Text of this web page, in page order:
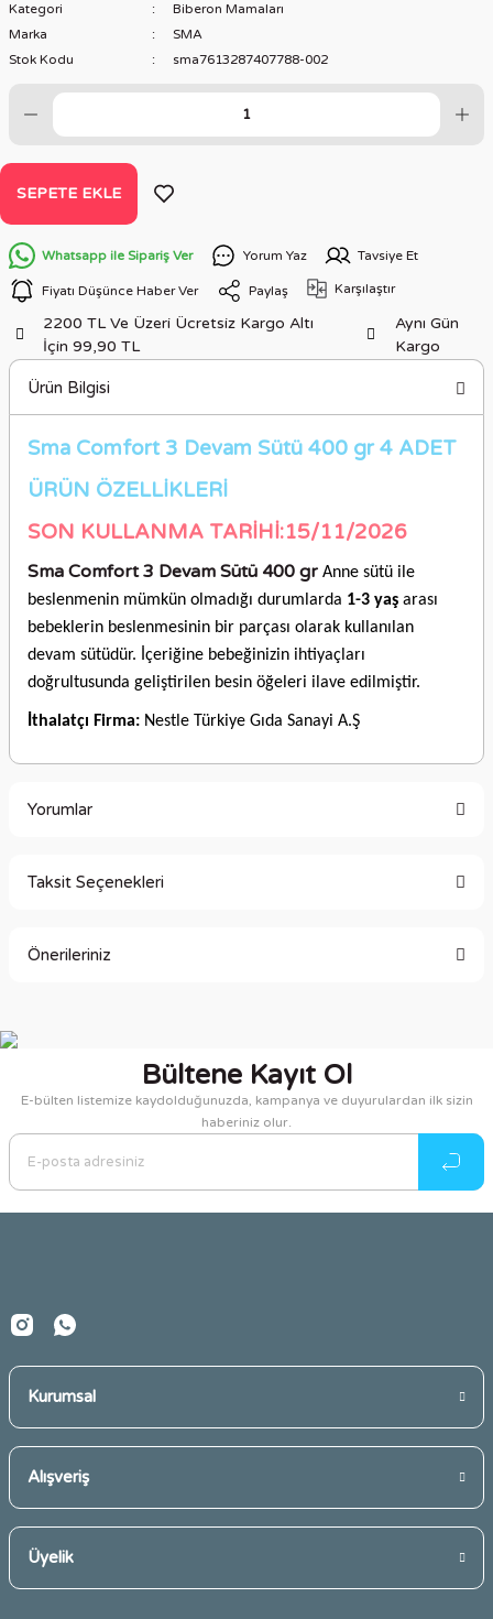
Kategori
Biberon Mamaları
Marka
SMA
Stok Kodu
sma7613287407788-002
SEPETE EKLE
Whatsapp ile Sipariş Ver Yorum Yaz Tavsiye Et
Fiyatı Düşünce Haber Ver Paylaş Karşılaştır
2200 TL Ve Üzeri Ücretsiz Kargo Altı
İçin 99,90 TL
Aynı Gün
Kargo
Ürün Bilgisi
Sma Comfort 3 Devam Sütü 400 gr 4 ADET
ÜRÜN ÖZELLİKLERİ
SON KULLANMA TARİHİ:15/11/2026
Sma Comfort 3 Devam Sütü 400 gr Anne sütü ile
beslenmenin mümkün olmadığı durumlarda 1-3 yaş arası
bebeklerin beslenmesinin bir parçası olarak kullanılan
devam sütüdür. İçeriğine bebeğinizin ihtiyaçları
doğrultusunda geliştirilen besin öğeleri ilave edilmiştir.
İthalatçı Firma: Nestle Türkiye Gıda Sanayi A.Ş
Yorumlar
Taksit Seçenekleri
Önerileriniz
Görüş ve önerileriniz için teşekkür ederiz.
Ürün resmi kalitesiz, bozuk veya görüntülenemiyor.
Ürün açıklamasında eksik bilgiler bulunuyor.
Ürün bilgilerinde hatalar bulunuyor.
Bültene Kayıt Ol
E-bülten listemize kaydolduğunuzda, kampanya ve duyurulardan ilk sizin
haberiniz olur.
Kurumsal
Alışveriş
Üyelik